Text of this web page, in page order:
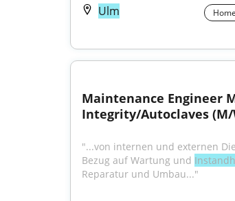
Ulm
Maintenance Engineer
Integrity/Autoclaves (M/
"...von internen und externen
Bezug auf Wartung und
Reparatur und Umbau..."